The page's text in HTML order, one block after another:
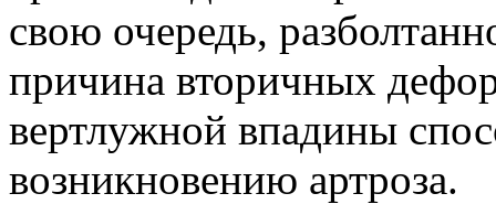
свою очередь,
причина вторичных
вертлужной впадины
возникновению артроза.